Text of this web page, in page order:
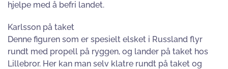
hjelpe med å befri landet.
Karlsson på taket
Denne figuren som er spesielt elsket i Russland flyr
rundt med propell på ryggen, og lander på taket hos
Lillebror. Her kan man selv klatre rundt på taket og